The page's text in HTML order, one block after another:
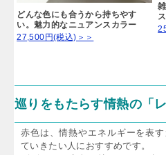
どんな色にも合うから持ちやす
い。魅力的なニュアンスカラー
27,500円(税込)＞＞
巡りをもたらす情熱の「
赤色は、情熱やエネルギーを表
ていきたい人におすすめです。